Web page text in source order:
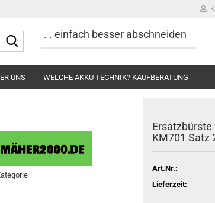
Suche.... . einfach besser abschneiden
UNS WELCHE AKKU TECHNIK? KAUFBERATUNG
KM701 Satz
Art.Nr.:
Lieferzeit: